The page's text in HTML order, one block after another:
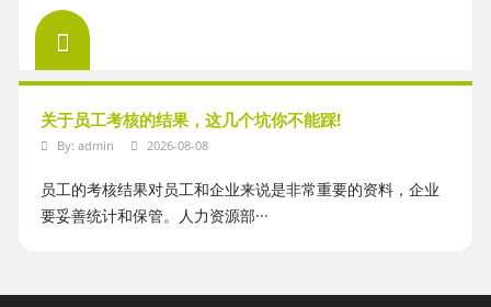
关于员工考核的结果，这几个坑你不能踩!
By:admin 2026-08-08
员工的考核结果对员工和企业来说是非常重要的资料，企业
要妥善统计和保管。人力资源部···